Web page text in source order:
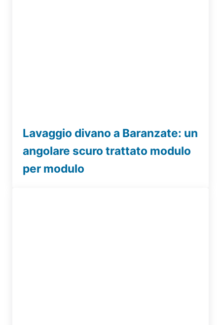
Lavaggio divano a Baranzate: un
angolare scuro trattato modulo
per modulo